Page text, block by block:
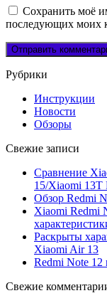
Сохранить моё
последующих моих
Рубрики
Инструкции
Новости
Обзоры
Свежие записи
Сравнение
15/Xiaomi 13T
Обзор Redmi
Xiaomi Redmi
Раскрыты
Xiaomi Air 13
Redmi Note 12
Свежие